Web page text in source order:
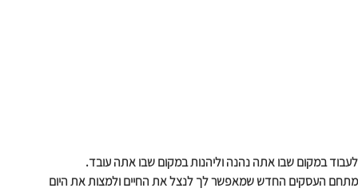
לעבוד במקום שבו אתה נהנה וליהנות במקום שבו אתה עובד.
מתחם העסקים החדש שמאפשר לך לנצל את החיים ולמצות את היום